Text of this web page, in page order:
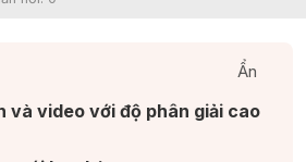
Ẩn
và video với độ phân giải cao